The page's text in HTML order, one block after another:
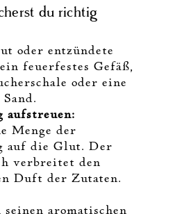
du richtig
oder entzündete
feuerfestes Gefäß,
oder eine
aufstreuen:
Menge der
auf die Glut. Der
verbreitet den
Duft der Zutaten.
seinen aromatischen